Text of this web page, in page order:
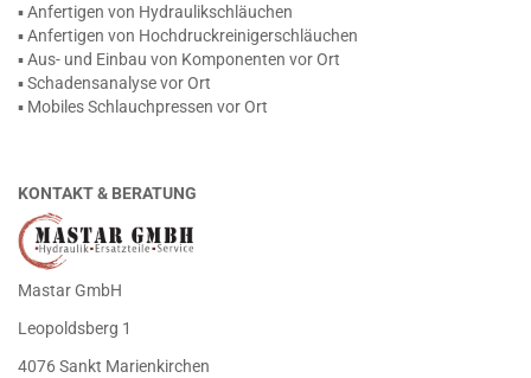
▪ Anfertigen von Hydraulikschläuchen
▪ Anfertigen von Hochdruckreinigerschläuchen
▪ Aus- und Einbau von Komponenten vor Ort
▪ Schadensanalyse vor Ort
▪ Mobiles Schlauchpressen vor Ort
KONTAKT & BERATUNG
Mastar GmbH
Leopoldsberg 1
4076 Sankt Marienkirchen